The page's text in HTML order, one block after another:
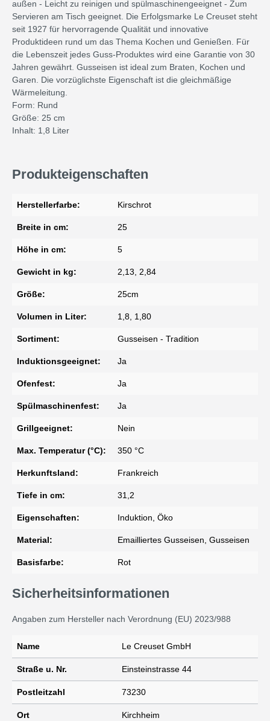
außen - Leicht zu reinigen und spülmaschinengeeignet - Zum
Servieren am Tisch geeignet. Die Erfolgsmarke Le Creuset steht
seit 1927 für hervorragende Qualität und innovative
Produktideen rund um das Thema Kochen und Genießen. Für
die Lebenszeit jedes Guss-Produktes wird eine Garantie von 30
Jahren gewährt. Gusseisen ist ideal zum Braten, Kochen und
Garen. Die vorzüglichste Eigenschaft ist die gleichmäßige
Wärmeleitung.
Form: Rund
Größe: 25 cm
Inhalt: 1,8 Liter
Produkteigenschaften
Herstellerfarbe: Kirschrot
Breite in cm: 25
Höhe in cm: 5
Gewicht in kg: 2,13, 2,84
Größe: 25cm
Volumen in Liter: 1,8, 1,80
Sortiment: Gusseisen - Tradition
Induktionsgeeignet: Ja
Ofenfest: Ja
Spülmaschinenfest: Ja
Grillgeeignet: Nein
Max. Temperatur (°C): 350 °C
Herkunftsland: Frankreich
Tiefe in cm: 31,2
Eigenschaften: Induktion, Öko
Material: Emailliertes Gusseisen, Gusseisen
Basisfarbe: Rot
Sicherheitsinformationen
Angaben zum Hersteller nach Verordnung (EU) 2023/988
Name Le Creuset GmbH
Straße u. Nr. Einsteinstrasse 44
Postleitzahl 73230
Ort Kirchheim